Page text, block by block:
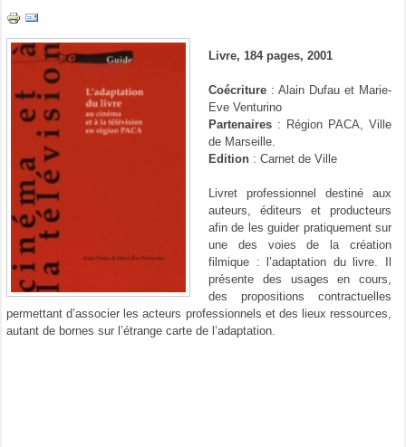
Livre, 184 pages, 2001
Coécriture : Alain Dufau et Marie-
Eve Venturino
Partenaires : Région PACA, Ville
de Marseille.
Edition : Carnet de Ville
Livret professionnel destiné aux
auteurs, éditeurs et producteurs
afin de les guider pratiquement sur
une des voies de la création
filmique : l’adaptation du livre. Il
présente des usages en cours,
des propositions contractuelles
permettant d’associer les acteurs professionnels et des lieux ressources,
autant de bornes sur l’étrange carte de l’adaptation.